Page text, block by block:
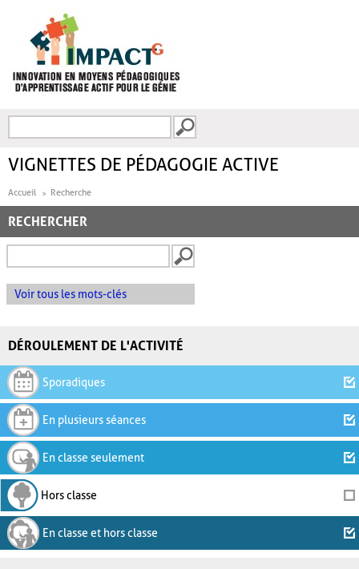
FORMULAIRE DE
VIGNETTES DE PÉDAGOGIE ACTIVE
Accueil Recherche
RECHERCHER
Voir tous les mots-clés
DÉROULEMENT DE L'ACTIVITÉ
Sporadiques
En plusieurs séances
En classe seulement
Hors classe
En classe et hors classe